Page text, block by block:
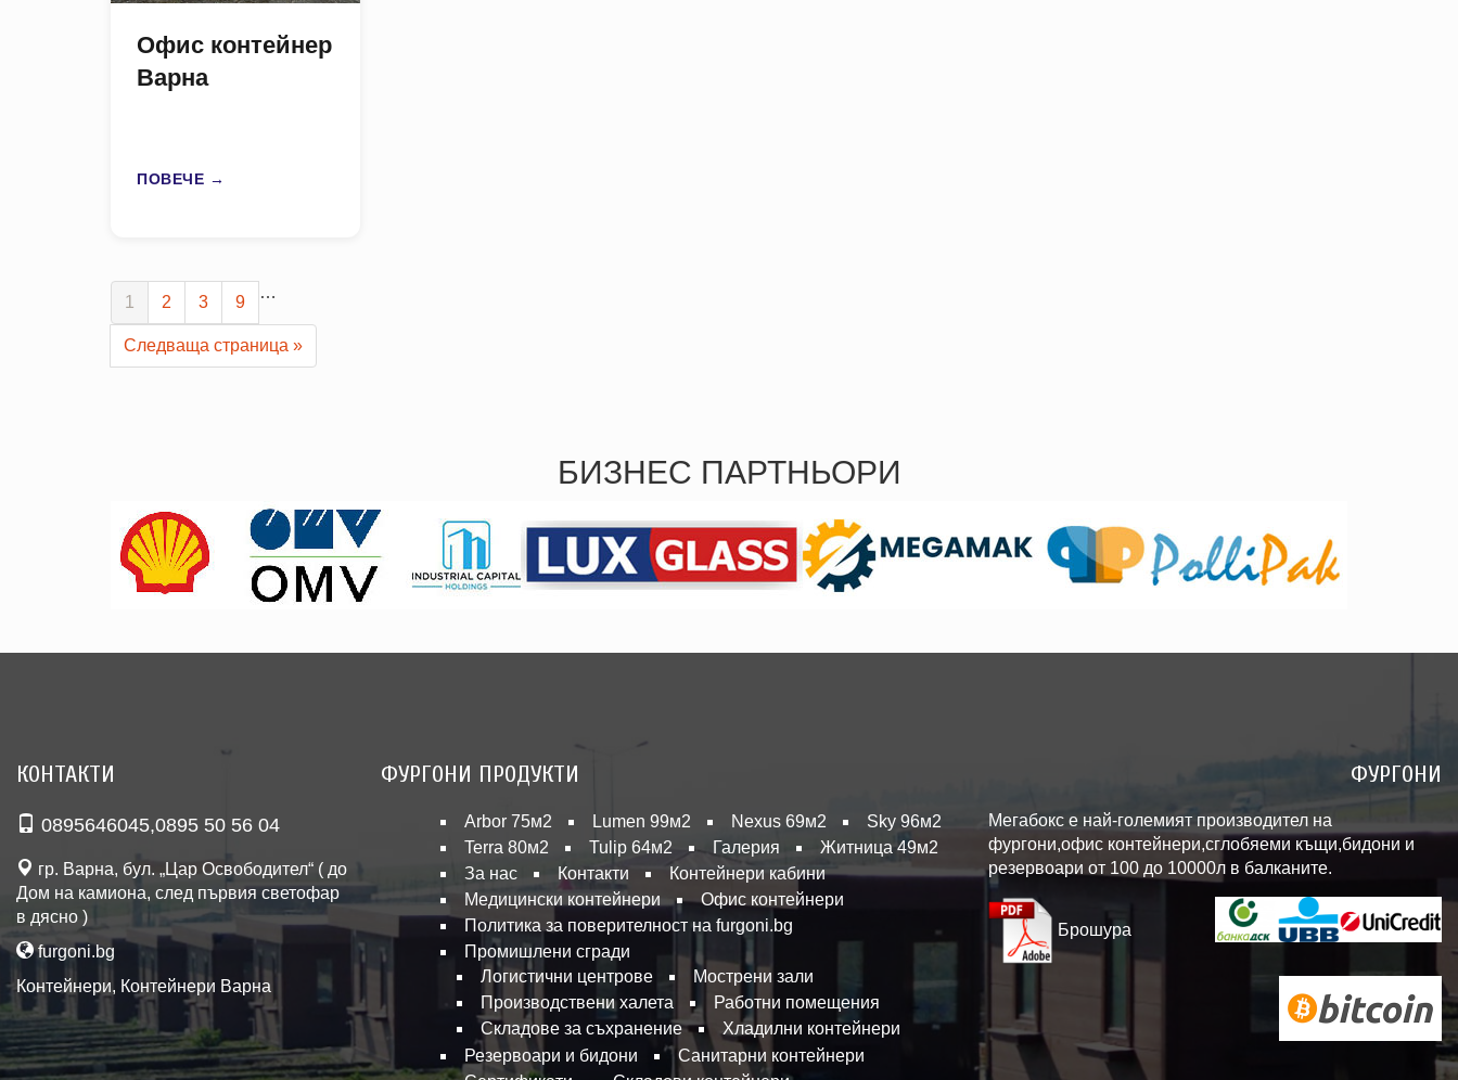
Офис контейнер
Варна
ПОВЕЧЕ →
1 2 3
…
9
Следваща страница »
БИЗНЕС ПАРТНЬОРИ
КОНТАКТИ
0895646045,0895 50 56 04
гр. Варна, бул. „Цар Освободител“ ( до
Дом на камиона, след първия светофар
в дясно )
furgoni.bg
Контейнери, Контейнери Варна
ФУРГОНИ ПРОДУКТИ
Arbor 75м2 Lumen 99м2 Nexus 69м2
Sky 96м2
Terra 80м2
Tulip 64м2 Галерия
Житница 49м2
За нас
Контакти
Контейнери кабини
Медицински контейнери
Офис контейнери
Политика за поверителност на furgoni.bg
Промишлени сгради
Логистични центрове
Мострени зали
Производствени халета
Работни помещения
Складове за съхранение
Хладилни контейнери
Резервоари и бидони
Санитарни контейнери
ФУРГОНИ
Мегабокс е най-големият производител на
фургони,офис контейнери,сглобяеми къщи,бидони и
резервоари от 100 до 10000л в балканите.
Брошура